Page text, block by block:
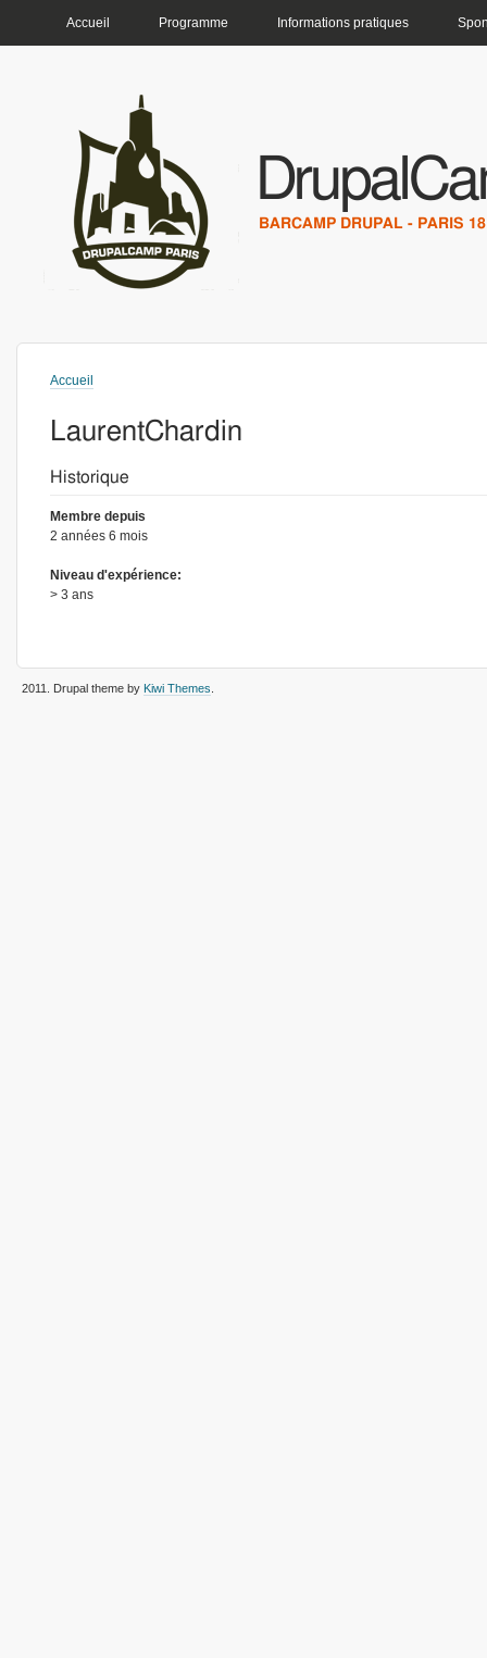
Accueil Programme Informations pratiques
BARCAMP DRUPAL - PARIS
Vous êtes ici
Accueil
LaurentChardin
Historique
Membre depuis
2 années 6 mois
Niveau d'expérience:
> 3 ans
2011 . Drupal theme by Kiwi Themes